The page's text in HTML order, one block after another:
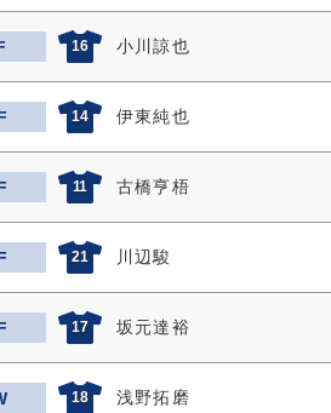
16 小川諒也
14 伊東純也
11 古橋亨梧
21 川辺駿
17 坂元達裕
18 浅野拓磨